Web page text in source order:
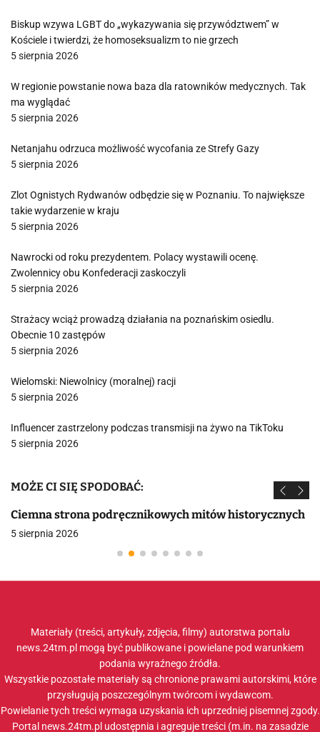
Biskup wzywa LGBT do „wykazywania się przywództwem” w
Kościele i twierdzi, że homoseksualizm to nie grzech
5 sierpnia 2026
W regionie powstanie nowa baza dla ratowników medycznych. Tak
ma wyglądać
5 sierpnia 2026
Netanjahu odrzuca możliwość wycofania ze Strefy Gazy
5 sierpnia 2026
Zlot Ognistych Rydwanów odbędzie się w Poznaniu. To największe
takie wydarzenie w kraju
5 sierpnia 2026
Nawrocki od roku prezydentem. Polacy wystawili ocenę.
Zwolennicy obu Konfederacji zaskoczyli
5 sierpnia 2026
Strażacy wciąż prowadzą działania na poznańskim osiedlu.
Obecnie 10 zastępów
5 sierpnia 2026
Wielomski: Niewolnicy (moralnej) racji
5 sierpnia 2026
Influencer zastrzelony podczas transmisji na żywo na TikToku
5 sierpnia 2026
MOŻE CI SIĘ SPODOBAĆ:
Ciemna strona podręcznikowych mitów historycznych
5 sierpnia 2026
Materiały (treści, artykuły, zdjęcia, filmy) autorstwa portalu
news.24tm.pl mogą być publikowane i powielane pod warunkiem
podania wyraźnego źródła.
Wszystkie pozostałe materiały są chronione prawami autorskimi, które
przysługują poszczególnym twórcom i wydawcom.
Powielanie tych treści wymaga uzyskania ich uprzedniej pisemnej zgody.
Portal news.24tm.pl udostępnia i agreguje treści (m.in. na zasadzie